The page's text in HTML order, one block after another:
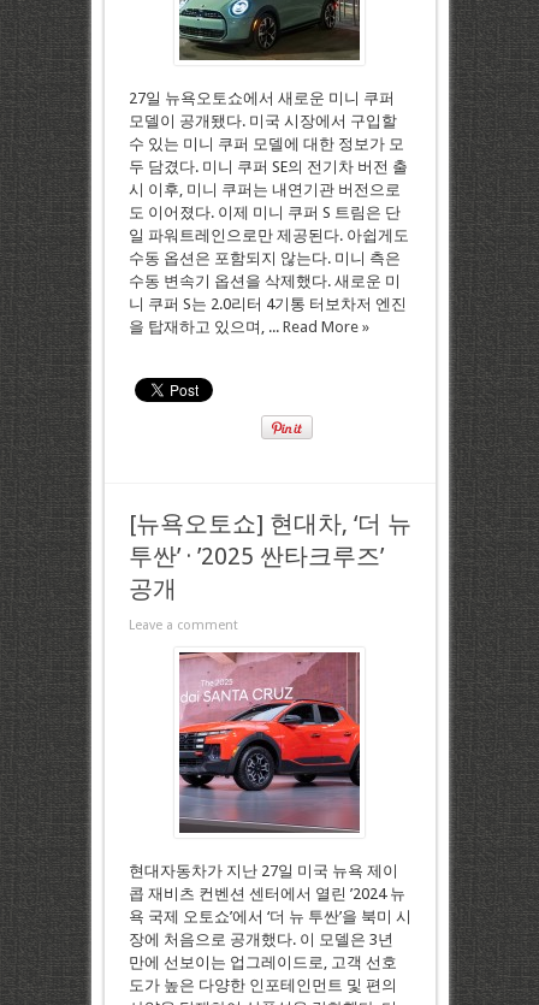
27일 뉴욕오토쇼에서 새로운 미니 쿠퍼
모델이 공개됐다. 미국 시장에서 구입할
수 있는 미니 쿠퍼 모델에 대한 정보가 모
두 담겼다. 미니 쿠퍼 SE의 전기차 버전 출
시 이후, 미니 쿠퍼는 내연기관 버전으로
도 이어졌다. 이제 미니 쿠퍼 S 트림은 단
일 파워트레인으로만 제공된다. 아쉽게도
수동 옵션은 포함되지 않는다. 미니 측은
수동 변속기 옵션을 삭제했다. 새로운 미
니 쿠퍼 S는 2.0리터 4기통 터보차저 엔진
을 탑재하고 있으며, ... Read More »
[뉴욕오토쇼] 현대차, ‘더 뉴
투싼’ · ’2025 싼타크루즈’
공개
Leave a comment
현대자동차가 지난 27일 미국 뉴욕 제이
콥 재비츠 컨벤션 센터에서 열린 ’2024 뉴
욕 국제 오토쇼’에서 ‘더 뉴 투싼’을 북미 시
장에 처음으로 공개했다. 이 모델은 3년
만에 선보이는 업그레이드로, 고객 선호
도가 높은 다양한 인포테인먼트 및 편의